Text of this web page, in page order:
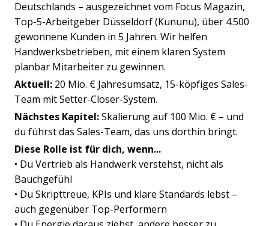
Deutschlands – ausgezeichnet vom Focus Magazin,
Top-5-Arbeitgeber Düsseldorf (Kununu), über 4.500
gewonnene Kunden in 5 Jahren. Wir helfen
Handwerksbetrieben, mit einem klaren System
planbar Mitarbeiter zu gewinnen.
Aktuell: 20 Mio. € Jahresumsatz, 15-köpfiges Sales-
Team mit Setter-Closer-System.
Nächstes Kapitel:Skalierung auf 100 Mio. € – und
du führst das Sales-Team, das uns dorthin bringt.
Diese Rolle ist für dich, wenn...
• Du Vertrieb als Handwerk verstehst, nicht als
Bauchgefühl
• Du Skripttreue, KPIs und klare Standards lebst –
auch gegenüber Top-Performern